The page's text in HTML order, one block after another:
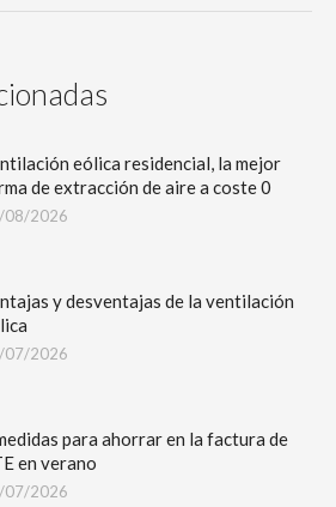
eólica residencial, la mejor
de extracción de aire a coste 0
08/2026
y desventajas de la ventilación
07/2026
para ahorrar en la factura de
en verano
07/2026